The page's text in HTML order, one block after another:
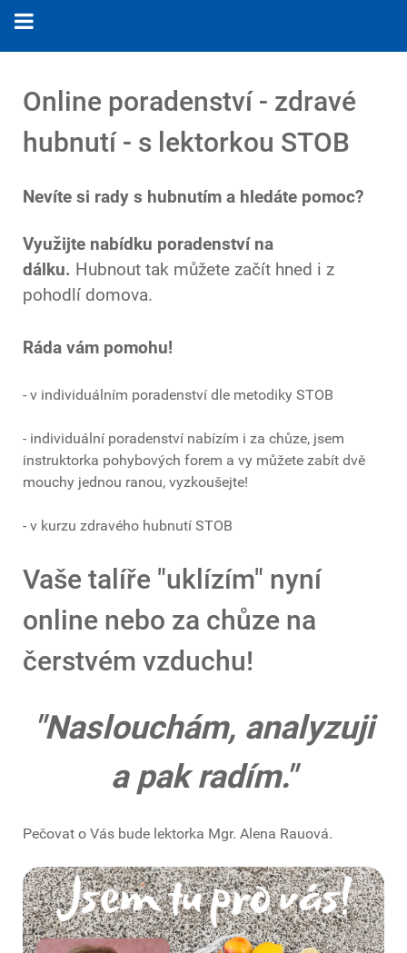
Online poradenství - zdravé
hubnutí - s lektorkou STOB
Nevíte si rady s hubnutím a hledáte pomoc?
Využijte nabídku poradenství na
dálku. Hubnout tak můžete začít hned i z
pohodlí domova.
Ráda vám pomohu!
- v individuálním poradenství dle metodiky STOB
- individuální poradenství nabízím i za chůze, jsem
instruktorka pohybových forem a vy můžete zabít dvě
mouchy jednou ranou, vyzkoušejte!
- v kurzu zdravého hubnutí STOB
Vaše talíře "uklízím" nyní
online nebo za chůze na
čerstvém vzduchu!
"Naslouchám, analyzuji
a pak radím."
Pečovat o Vás bude lektorka Mgr. Alena Rauová.